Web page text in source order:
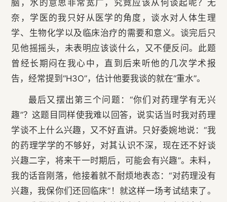
脑，水的意思非常宽广，究竟应该从何谈起呢？无
奈，学医的我只好从医学的角度，谈水对人体生理
学、生物化学以及临床治疗的需要和意义。谈完后只
见他摇摇头，未表明应该谈什么，又不便反问。此题
曾经长期闷在我心中，直到后来听他的几次学术报
告，经常提到“H3O”，估计他要我谈的就在“重水”。
最后又摆出第三个问题：“你们对药理学有无兴
趣”？这题目同样使我难以回答，说实话当时我对药理
学谈不上什么兴趣，又不好直讲。只好委婉地说：“我
的药理学学的不够好，对其认识不深，现在还不好谈
兴趣二字，将来干一时期后，可能会有兴趣”。未料，
我的话音刚落，他接着就不耐烦地表态：“对药理没有
兴趣，我保你们还回临床”！就这样一场考试结束了。